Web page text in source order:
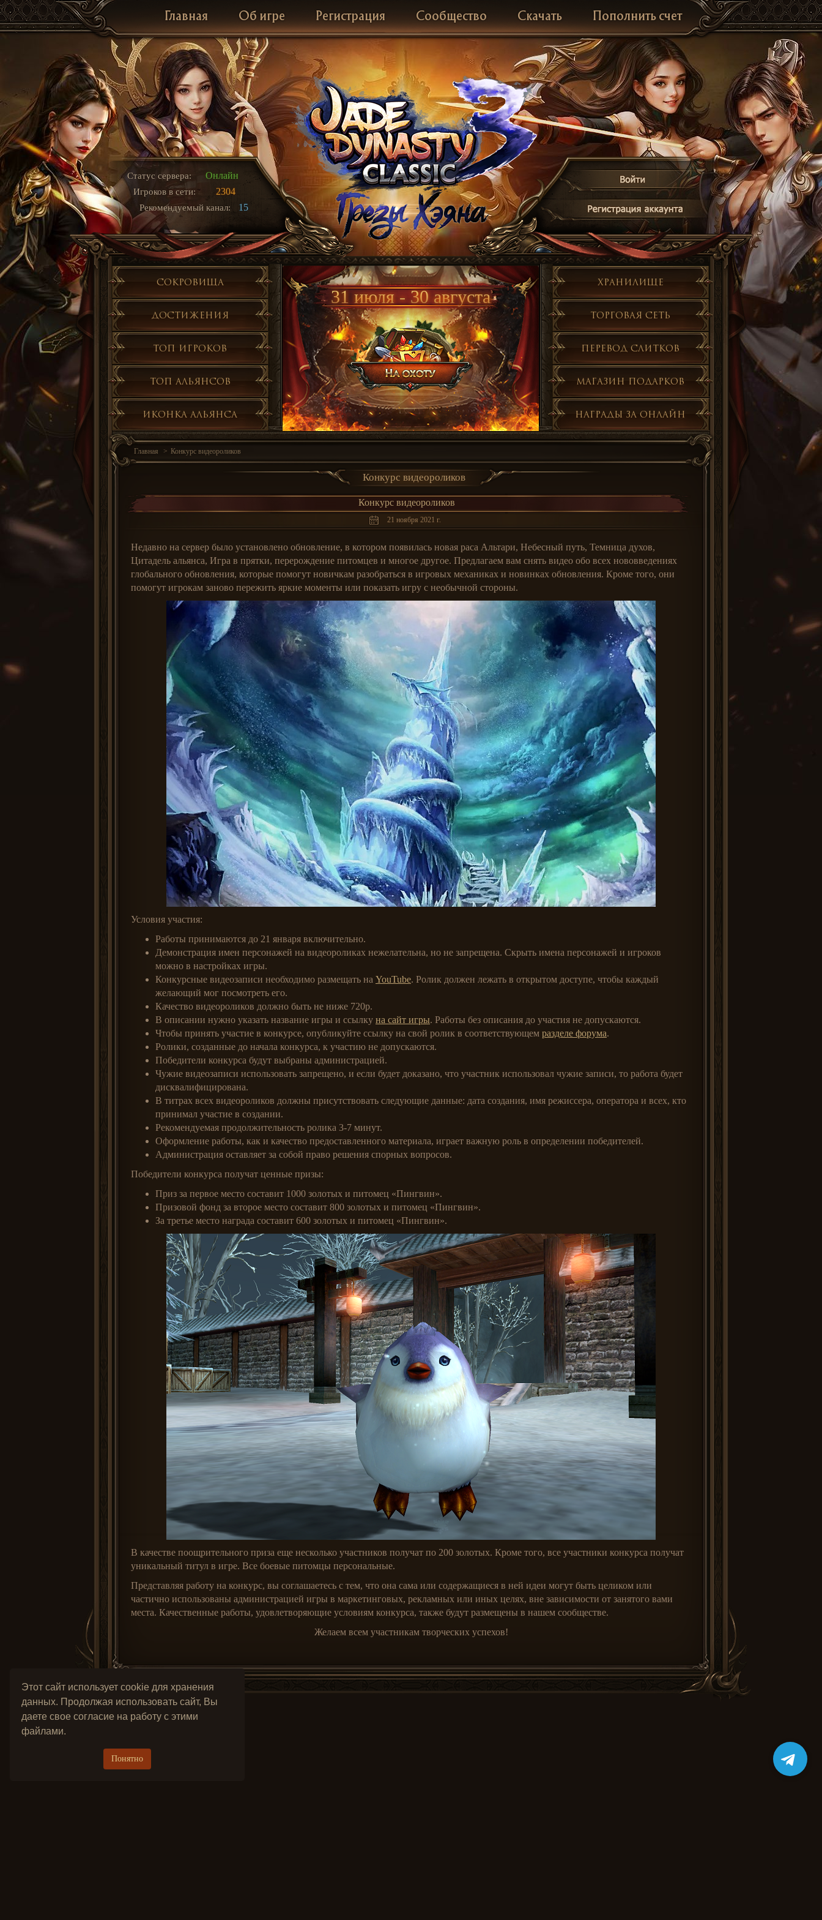
Этот сайт использует cookie для хранения
данных. Продолжая использовать сайт, Вы
даете свое согласие на работу с этими
файлами.
Понятно
Главная Об игре Регистрация Сообщество Скачать Пополнить счет
Статус сервера: Онлайн
Игроков в сети: 2304
Рекомендуемый канал: 15
Сокровища
Достижения
Топ игроков
Топ альянсов
Иконка альянса
31 июля - 30 августа
Хранилище
Торговая сеть
Перевод слитков
Магазин подарков
Награды за онлайн
Главная Конкурс видеороликов
Конкурс видеороликов
Конкурс видеороликов
21 ноября 2021 г.
Недавно на сервер было установлено обновление, в котором появилась новая раса Альтари, Небесный путь, Темница духов,
Цитадель альянса, Игра в прятки, перерождение питомцев и многое другое. Предлагаем вам снять видео обо всех нововведениях
глобального обновления, которые помогут новичкам разобраться в игровых механиках и новинках обновления. Кроме того, они
помогут игрокам заново пережить яркие моменты или показать игру с необычной стороны.
Условия участия:
Работы принимаются до 21 января включительно.
Демонстрация имен персонажей на видеороликах нежелательна, но не запрещена. Скрыть имена персонажей и игроков
можно в настройках игры.
Конкурсные видеозаписи необходимо размещать на YouTube. Ролик должен лежать в открытом доступе, чтобы каждый
желающий мог посмотреть его.
Качество видеороликов должно быть не ниже 720p.
В описании нужно указать название игры и ссылку на сайт игры. Работы без описания до участия не допускаются.
Чтобы принять участие в конкурсе, опубликуйте ссылку на свой ролик в соответствующем разделе форума.
Ролики, созданные до начала конкурса, к участию не допускаются.
Победители конкурса будут выбраны администрацией.
Чужие видеозаписи использовать запрещено, и если будет доказано, что участник использовал чужие записи, то работа будет
дисквалифицирована.
В титрах всех видеороликов должны присутствовать следующие данные: дата создания, имя режиссера, оператора и всех, кто
принимал участие в создании.
Рекомендуемая продолжительность ролика 3-7 минут.
Оформление работы, как и качество предоставленного материала, играет важную роль в определении победителей.
Администрация оставляет за собой право решения спорных вопросов.
Победители конкурса получат ценные призы:
Приз за первое место составит 1000 золотых и питомец «Пингвин».
Призовой фонд за второе место составит 800 золотых и питомец «Пингвин».
За третье место награда составит 600 золотых и питомец «Пингвин».
В качестве поощрительного приза еще несколько участников получат по 200 золотых. Кроме того, все участники конкурса получат
уникальный титул в игре. Все боевые питомцы персональные.
Представляя работу на конкурс, вы соглашаетесь с тем, что она сама или содержащиеся в ней идеи могут быть целиком или
частично использованы администрацией игры в маркетинговых, рекламных или иных целях, вне зависимости от занятого вами
места. Качественные работы, удовлетворяющие условиям конкурса, также будут размещены в нашем сообществе.
Желаем всем участникам творческих успехов!